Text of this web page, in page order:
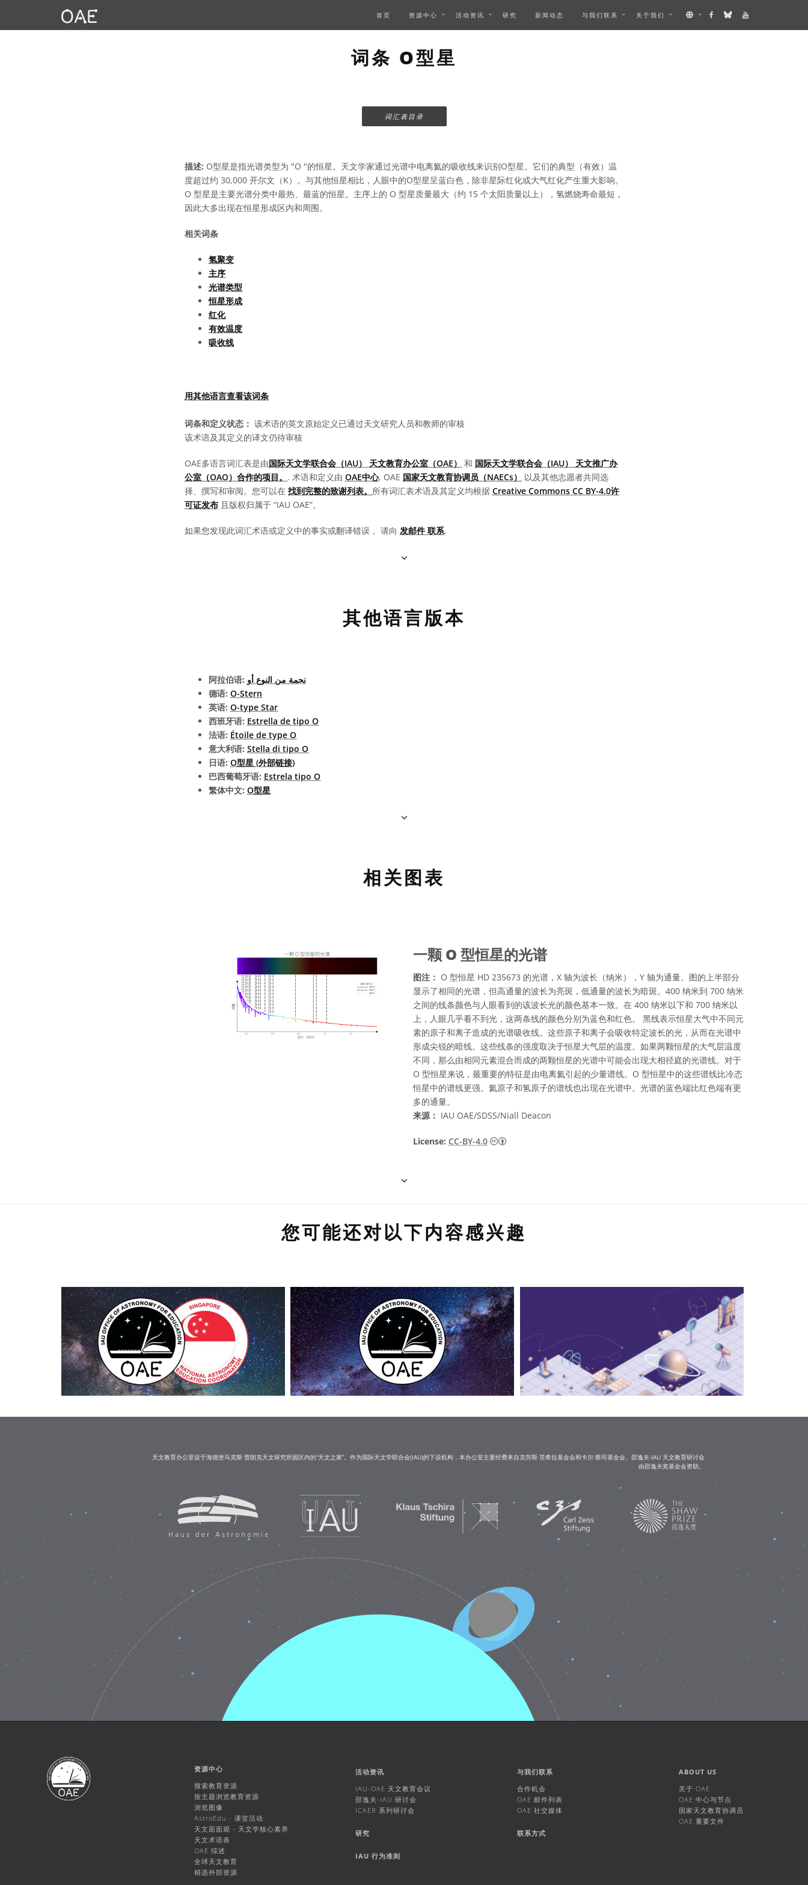
首页 资源中心 活动资讯 研究 新闻动态 与我们联系 关于我们
词条 O型星
词汇表目录
描述: O型星是指光谱类型为 "O "的恒星。天文学家通过光谱中电离氦的吸收线来识别O型星。它们的典型（有效）温
度超过约 30,000 开尔文（K）。与其他恒星相比，人眼中的O型星呈蓝白色，除非星际红化或大气红化产生重大影响。
O 型星是主要光谱分类中最热、最蓝的恒星。主序上的 O 型星质量最大（约 15 个太阳质量以上），氢燃烧寿命最短，
因此大多出现在恒星形成区内和周围。
相关词条
氢聚变
主序
光谱类型
恒星形成
红化
有效温度
吸收线
用其他语言查看该词条
词条和定义状态： 该术语的英文原始定义已通过天文研究人员和教师的审核
该术语及其定义的译文仍待审核
OAE多语言词汇表是由国际天文学联合会（IAU） 天文教育办公室（OAE） 和 国际天文学联合会（IAU） 天文推广办
公室（OAO）合作的项目。 . 术语和定义由 OAE中心, OAE 国家天文教育协调员（NAECs）
以及其他志愿者共同选
择、撰写和审阅。您可以在 找到完整的致谢列表。 所有词汇表术语及其定义均根据 Creative Commons CC BY-4.0许
可证发布 且版权归属于 “IAU OAE”。
如果您发现此词汇术语或定义中的事实或翻译错误， 请向 发邮件 联系.
其他语言版本
阿拉伯语: نجمة من النوع أو
德语: O-Stern
英语: O-type Star
西班牙语: Estrella de tipo O
法语: Étoile de type O
意大利语: Stella di tipo O
日语: O型星 (外部链接)
巴西葡萄牙语: Estrela tipo O
繁体中文: O型星
相关图表
一颗 O 型恒星的光谱
图注： O 型恒星 HD 235673 的光谱，X 轴为波长（纳米），Y 轴为通量。图的上半部分
显示了相同的光谱，但高通量的波长为亮斑，低通量的波长为暗斑。400 纳米到 700 纳米
之间的线条颜色与人眼看到的该波长光的颜色基本一致。在 400 纳米以下和 700 纳米以
上，人眼几乎看不到光，这两条线的颜色分别为蓝色和红色。 黑线表示恒星大气中不同元
素的原子和离子造成的光谱吸收线。这些原子和离子会吸收特定波长的光，从而在光谱中
形成尖锐的暗线。这些线条的强度取决于恒星大气层的温度。如果两颗恒星的大气层温度
不同，那么由相同元素混合而成的两颗恒星的光谱中可能会出现大相径庭的光谱线。对于
O 型恒星来说，最重要的特征是由电离氦引起的少量谱线。O 型恒星中的这些谱线比冷态
恒星中的谱线更强。氦原子和氢原子的谱线也出现在光谱中。光谱的蓝色端比红色端有更
多的通量。
来源： IAU OAE/SDSS/Niall Deacon
License: CC-BY-4.0 知识共享许可协议 署名 4.0 国际 (CC BY 4.0) 图标
您可能还对以下内容感兴趣
天文教育办公室设于海德堡马克斯·普朗克天文研究所园区内的“天文之家”。作为国际天文学联合会(IAU)的下设机构，本办公室主要经费来自克劳斯·茨希拉基金会和卡尔·蔡司基金会。邵逸夫-IAU 天文教育研讨会
由邵逸夫奖基金会资助。
资源中心
搜索教育资源
按主题浏览教育资源
浏览图像
AstroEdu - 课堂活动
天文面面观 - 天文学核心素养
天文术语表
OAE 综述
全球天文教育
精选外部资源
活动资讯
IAU-OAE 天文教育会议
邵逸夫-IAU 研讨会
ICAER 系列研讨会
研究
IAU 行为准则
与我们联系
合作机会
OAE 邮件列表
OAE 社交媒体
联系方式
ABOUT US
关于 OAE
OAE 中心与节点
国家天文教育协调员
OAE 重要文件